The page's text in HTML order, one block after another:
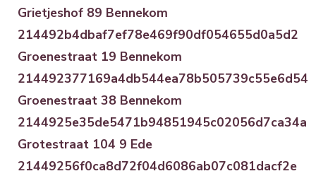
Grietjeshof 89 Bennekom
214492b4dbaf7ef78e469f90df054655d0a5d2
Groenestraat 19 Bennekom
214492377169a4db544ea78b505739c55e6d54
Groenestraat 38 Bennekom
2144925e35de5471b94851945c02056d7ca34a
Grotestraat 104 9 Ede
21449256f0ca8d72f04d6086ab07c081dacf2e